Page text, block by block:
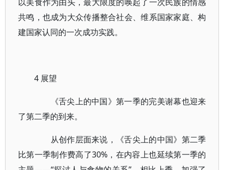
共鸣，也成为大众传播整合社会、维系国家家庭、构
建国家认同的一次成功实践。
4 展望
《舌尖上的中国》第一季的完美谢幕也迎来
了第二季的到来。
从创作层面来说，《舌尖上的中国》第二季
比第一季制作费高了30%，在内容上也延续第一季的